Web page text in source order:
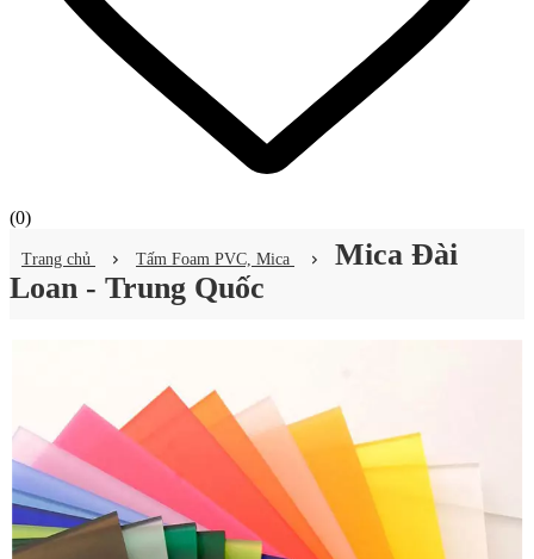
(0)
Trang chủ Tấm Foam PVC, Mica
Mica Đài
Loan - Trung Quốc